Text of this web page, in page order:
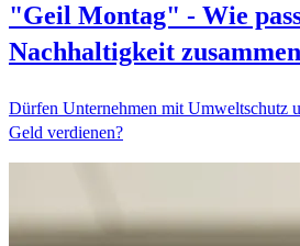
"Geil Montag" - Wie
Nachhaltigkeit
Dürfen Unternehmen mit Umweltschutz
Geld verdienen?